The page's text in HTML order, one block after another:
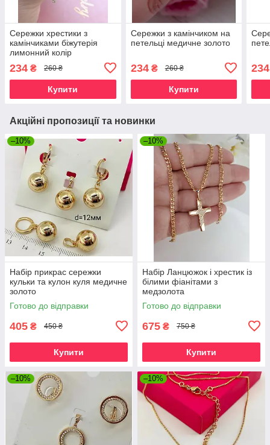
Сережки хрестики з
камінчиками біжутерія
лимонний колір
234 ₴ 260 ₴
Купити
Сережки з камінчиком на
петельці медичне золото
234₴ 260 ₴
Купити
234
Акційні пропозиції та новинки
–10%
Набір прикрас сережки
кульки та кулон куля медичне
золото
Готово до відправки
405 ₴ 450 ₴
Купити
–10%
Набір Ланцюжок і хрестик із
білими фіанітами з
медзолота
Готово до відправки
675 ₴ 750 ₴
Купити
–10% –10%